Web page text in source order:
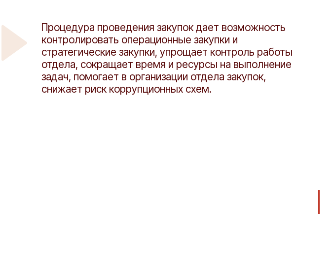
Процедура проведения закупок дает возможность
контролировать операционные закупки и
стратегические закупки, упрощает контроль работы
отдела, сокращает время и ресурсы на выполнение
задач, помогает в организации отдела закупок,
снижает риск коррупционных схем.